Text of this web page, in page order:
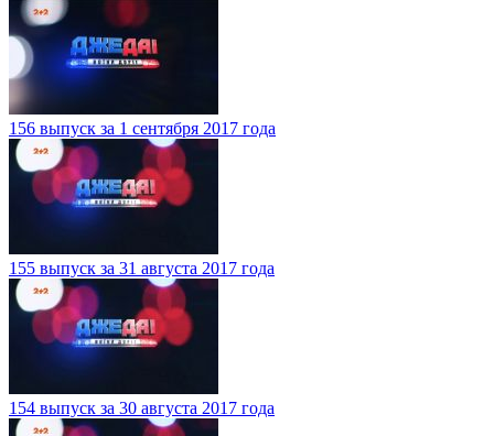
156 выпуск за 1 сентября 2017 года
155 выпуск за 31 августа 2017 года
154 выпуск за 30 августа 2017 года